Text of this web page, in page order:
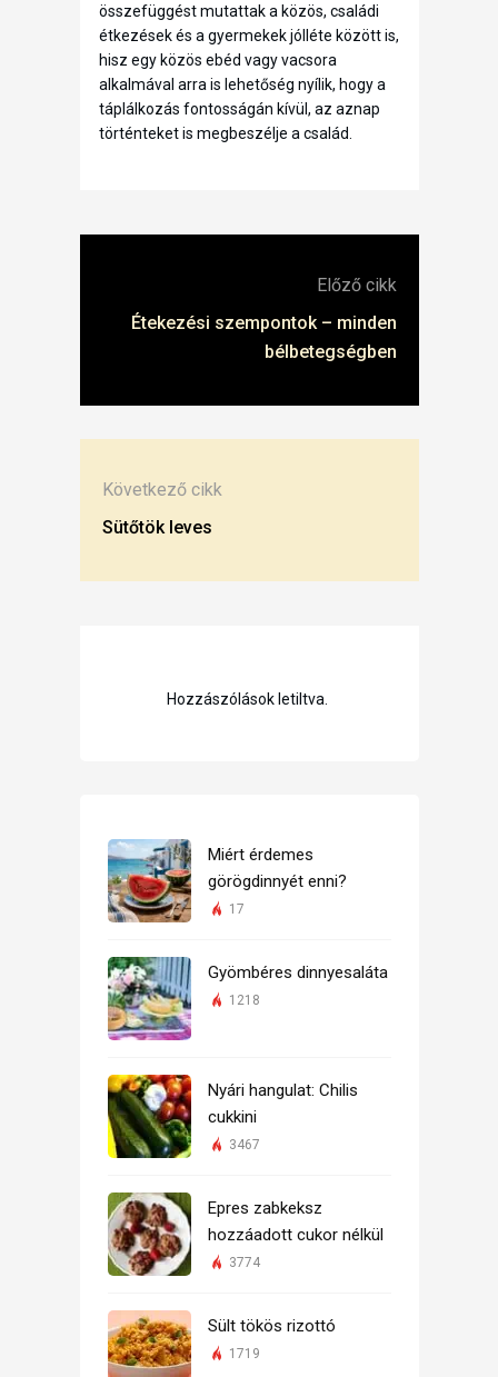
összefüggést mutattak a közös, családi
étkezések és a gyermekek jólléte között is,
hisz egy közös ebéd vagy vacsora
alkalmával arra is lehetőség nyílik, hogy a
táplálkozás fontosságán kívül, az aznap
történteket is megbeszélje a család.
Előző cikk
Étekezési szempontok – minden
bélbetegségben
Következő cikk
Sütőtök leves
Hozzászólások letiltva.
Miért érdemes
görögdinnyét enni?
17
Gyömbéres dinnyesaláta
1218
Nyári hangulat: Chilis
cukkini
3467
Epres zabkeksz
hozzáadott cukor nélkül
3774
Sült tökös rizottó
1719